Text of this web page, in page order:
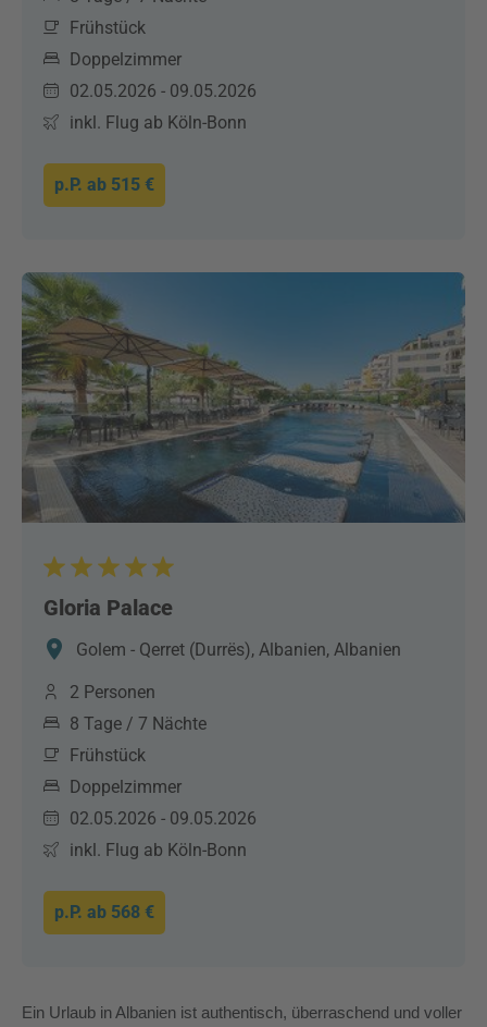
Frühstück
Doppelzimmer
02.05.2026 - 09.05.2026
inkl. Flug ab Köln-Bonn
p.P. ab 515 €
Gloria Palace
Golem - Qerret (Durrës), Albanien, Albanien
2 Personen
8 Tage / 7 Nächte
Frühstück
Doppelzimmer
02.05.2026 - 09.05.2026
inkl. Flug ab Köln-Bonn
p.P. ab 568 €
Ein Urlaub in Albanien ist authentisch, überraschend und voller